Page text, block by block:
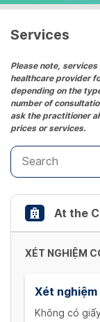
date.
the
question
mark
key
to
get
the
keyboard
shortcuts
for
changing
dates.
Services
Please note,
healthcare provider
depending on the
number of
ask the practitioner
prices or services.
At the
XÉT NGHIỆM
Xét nghiệm
Không có